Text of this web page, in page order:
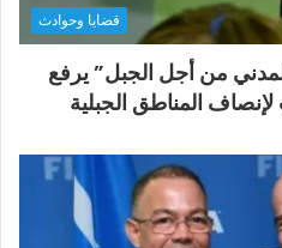
قضايا وحوادث
المدني من أجل الجبل” يرفع
المناطق الجبلية